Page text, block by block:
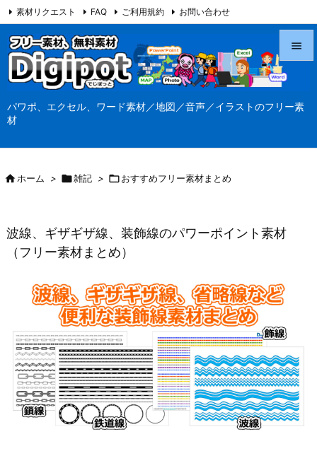
パワポ、エクセル、ワード素材／地図／音声／イラストのフリー素
材



素材リクエスト FAQ ご利用規約 お問い合わせ
当サイト（Digipot.net）について
ホーム > 雑記 > おすすめフリー素材まとめ
波線、ギザギザ線、装飾線のパワーポイント素材
（フリー素材まとめ）